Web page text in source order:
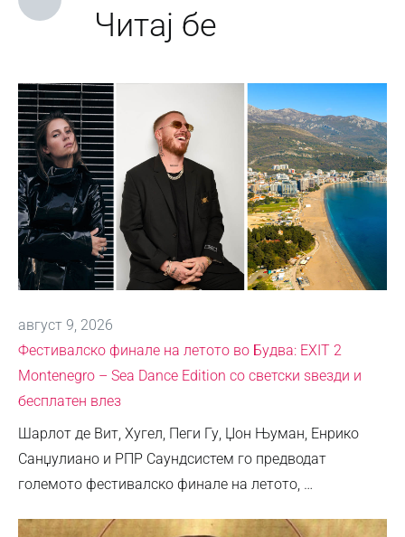
Читај бе
август 9, 2026
Фестивалско финале на летото во Будва: EXIT 2
Montenegro – Sea Dance Edition со светски ѕвезди и
бесплатен влез
Шарлот де Вит, Хугел, Пеги Гу, Џон Њуман, Енрико
Санџулиано и РПР Саундсистем го предводат
големото фестивалско финале на летото, …